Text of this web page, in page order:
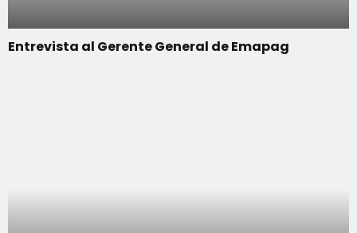
Entrevista al Gerente General de Emapag